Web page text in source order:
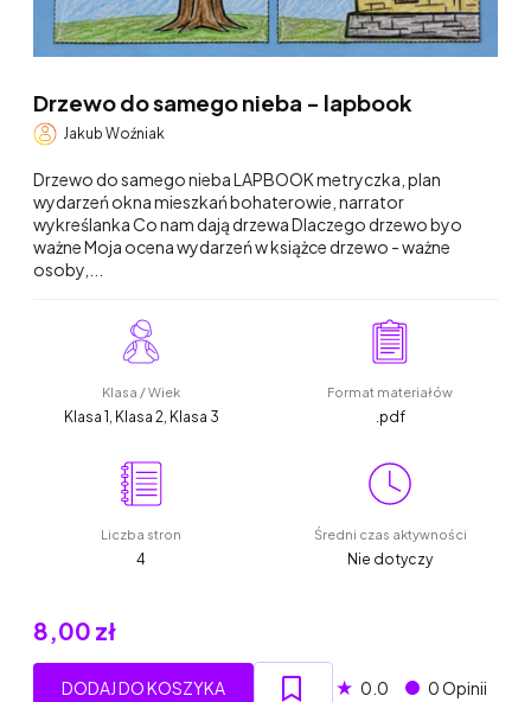
Drzewo do samego nieba - lapbook
Jakub Woźniak
Drzewo do samego nieba LAPBOOK metryczka, plan
wydarzeń okna mieszkań bohaterowie, narrator
wykreślanka Co nam dają drzewa Dlaczego drzewo byo
ważne Moja ocena wydarzeń w książce drzewo - ważne
osoby,...
Klasa / Wiek
Klasa 1, Klasa 2, Klasa 3
Format materiałów
.pdf
Liczba stron
4
Średni czas aktywności
Nie dotyczy
8,00 zł
DODAJ DO KOSZYKA ★ 0.0 0 Opinii